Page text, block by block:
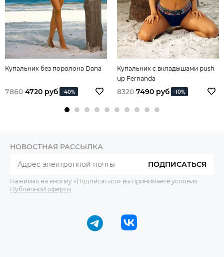
Купальник без поролона Dana
7860 4720 руб -40%
Купальник с вкладышами push
up Fernanda
8320 7490 руб -10%
НОВОСТНАЯ РАССЫЛКА
ПОДПИСАТЬСЯ
Нажимая на кнопку «Подписаться» вы принимаете условия
Публичной оферты